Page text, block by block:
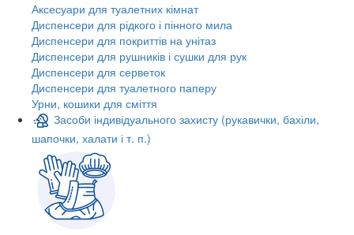
Аксесуари для туалетних кімнат
Диспенсери для рідкого і пінного мила
Диспенсери для покриттів на унітаз
Диспенсери для рушників і сушки для рук
Диспенсери для серветок
Диспенсери для туалетного паперу
Урни, кошики для сміття
Засоби індивідуального захисту (рукавички, бахіли,
шапочки, халати і т. п.)